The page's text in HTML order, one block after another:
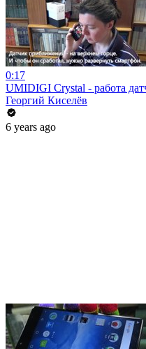
0:17
UMIDIGI Crystal - работа
Георгий Киселёв
6 years ago